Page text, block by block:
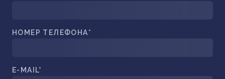
НОМЕР ТЕЛЕФОНА*
E-MAIL*